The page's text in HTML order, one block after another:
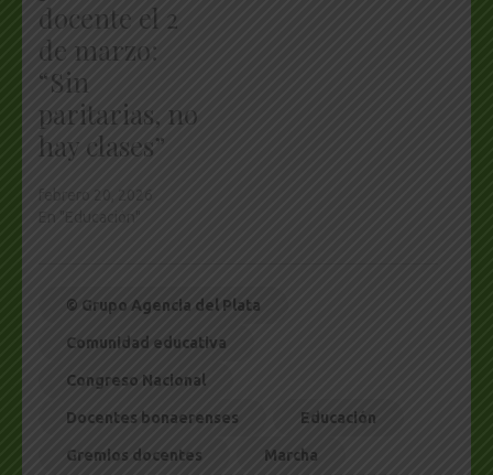
docente el 2
de marzo:
“Sin
paritarias, no
hay clases”
© Grupo Agencia del Plata
Comunidad educativa
Congreso Nacional
Docentes bonaerenses Educación
Gremios docentes Marcha